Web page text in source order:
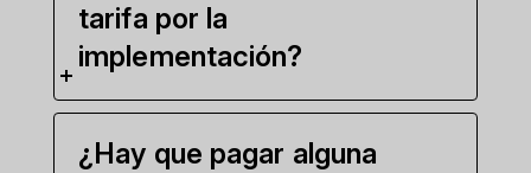
tarifa por la
implementación?
¿Hay que pagar alguna